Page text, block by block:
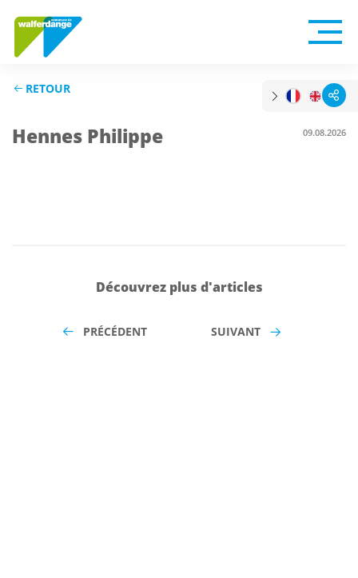
RETOUR
Hennes Philippe 09.08.2026
Découvrez plus d'articles
PRÉCÉDENT SUIVANT